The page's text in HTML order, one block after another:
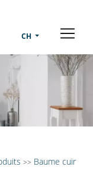
CH
>> Baume cuir